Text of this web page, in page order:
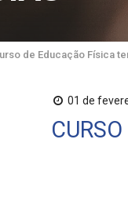
de Educação Física
01 de